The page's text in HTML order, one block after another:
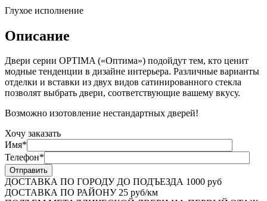
Глухое исполнение
Описание
Двери серии OPTIMA («Оптима») подойдут тем, кто ценит
модные тенденции в дизайне интерьера. Различные варианты
отделки и вставки из двух видов сатинированного стекла
позволят выбрать двери, соответствующие вашему вкусу.
Возможно изотовление нестандартных дверей!
Хочу заказать
Имя*
Телефон*
ДОСТАВКА ПО ГОРОДУ ДО ПОДЪЕЗДА 1000 руб
ДОСТАВКА ПО РАЙОНУ25 руб/км